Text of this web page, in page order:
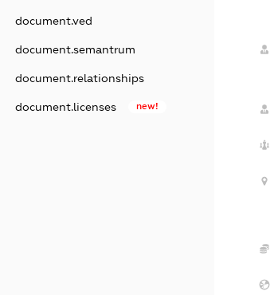
document.ved
document.semantrum
document.relationships
document.licenses new!